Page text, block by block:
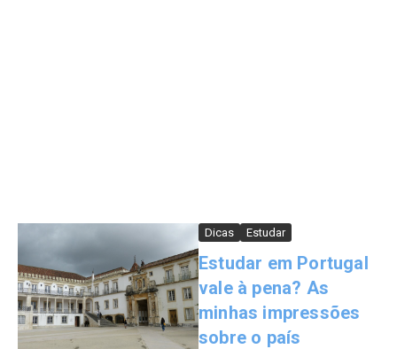
Dicas Estudar
Estudar em Portugal
vale à pena? As
minhas impressões
sobre o país